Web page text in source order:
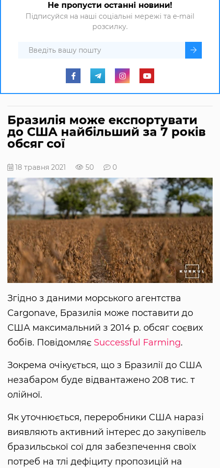
Не пропусти останні новини!
Підписуйся на наші соціальні мережі та e-mail
розсилку.
Бразилія може експортувати
до США найбільший за 7 років
обсяг сої
18 травня 2021 50 0
Згідно з даними морського агентства
Cargonave, Бразилія може поставити до
США максимальний з 2014 р. обсяг соєвих
бобів. Повідомляє Successful Farming.
Зокрема очікується, що з Бразилії до США
незабаром буде відвантажено 208 тис. т
олійної.
Як уточнюється, переробники США наразі
виявляють активний інтерес до закупівель
бразильської сої для забезпечення своїх
потреб на тлі дефіциту пропозицій на